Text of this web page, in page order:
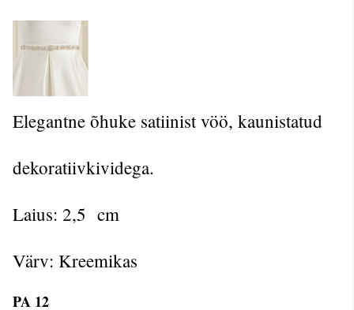
Elegantne õhuke satiinist vöö, kaunistatud
dekoratiivkividega.
Laius: 2,5 cm
Värv: Kreemikas
PA 12